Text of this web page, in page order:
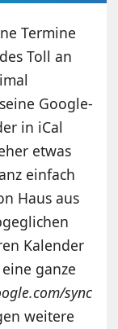
Termine
Toll an
Google-
in iCal
etwas
einfach
Haus aus
Kalender
ganze
sync
weitere